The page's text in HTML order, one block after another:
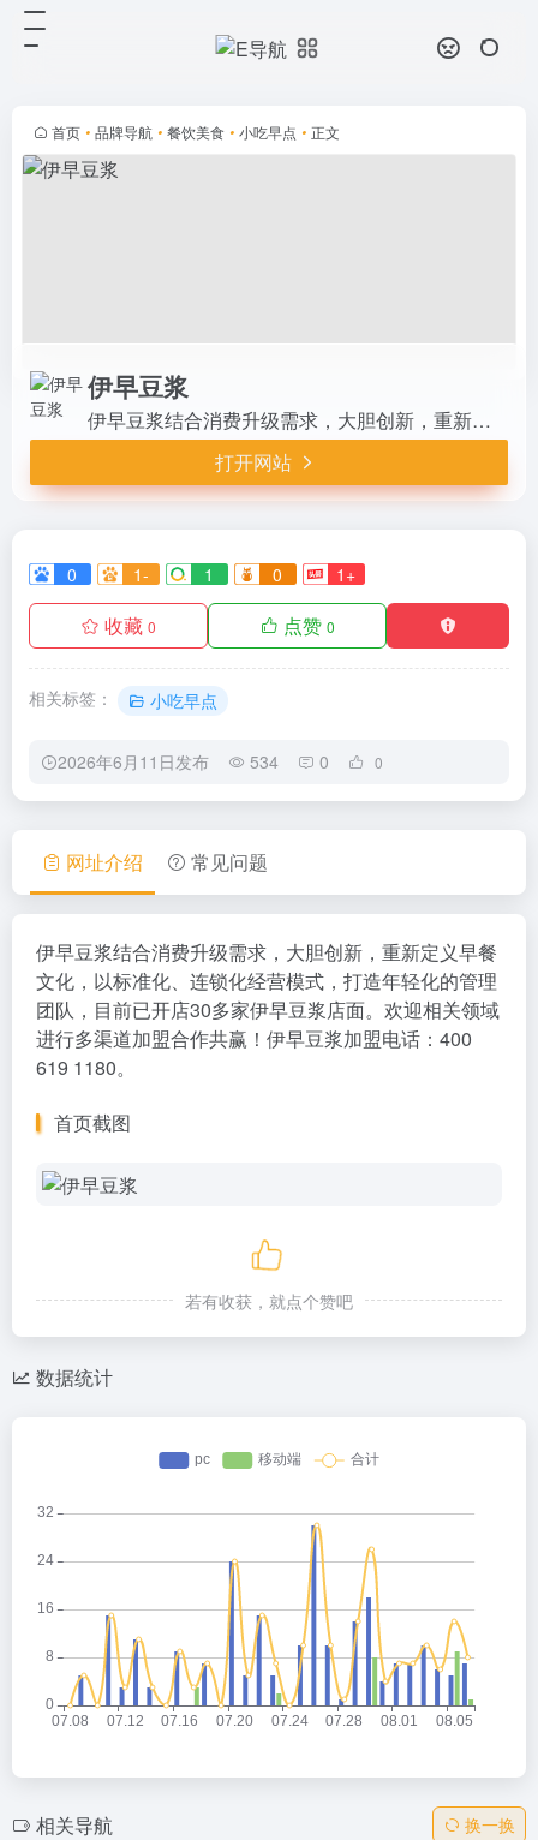
首页 • 品牌导航 • 餐饮美食 • 小吃早点 • 正文
伊早豆浆
伊早豆浆结合消费升级需求，大胆创新，重新定义早餐文化，以标准化、连锁化经营模式，打造年轻化的管理团队，目前已开店30多家伊早豆浆店面。欢迎相关领域进行多渠道加盟合作共赢！伊早豆浆加盟电话：400 619 1180。
打开网站
0 1- 1 0 1+
收藏 0 点赞 0
相关标签： 小吃早点
2026年6月11日发布 534 0 0
连锁化经营模式，打造年轻化的管理
团队，目前已开店30多家伊早豆浆
店面。欢迎相关领域进行多渠道加
盟...
网址介绍 常见问题
伊早豆浆结合消费升级需求，大胆创新，重新定义早餐
文化，以标准化、连锁化经营模式，打造年轻化的管理
团队，目前已开店30多家伊早豆浆店面。欢迎相关领域
进行多渠道加盟合作共赢！伊早豆浆加盟电话：400
619 1180。
首页截图
若有收获，就点个赞吧
数据统计
相关导航 换一换